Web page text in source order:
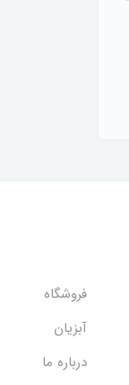
فروشگاه
آبزیان
درباره ما